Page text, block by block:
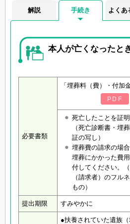
解説 手続き よくあ
本人が亡くなったと
必要書類
「埋葬料（費）・付加
PDF
死亡したことを証
（死亡診断書・埋
証の写し）
埋葬費の請求の場
埋葬にかかった費
付してください。
（請求者）のフル
もの）
提出期限 すみやかに
●扶養されていた遺族（